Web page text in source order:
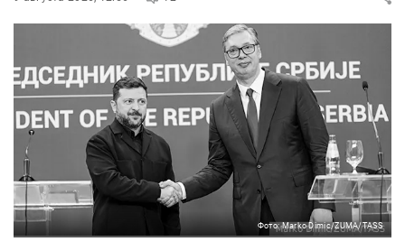
Фото: Marko Dimic/ZUMA/TASS